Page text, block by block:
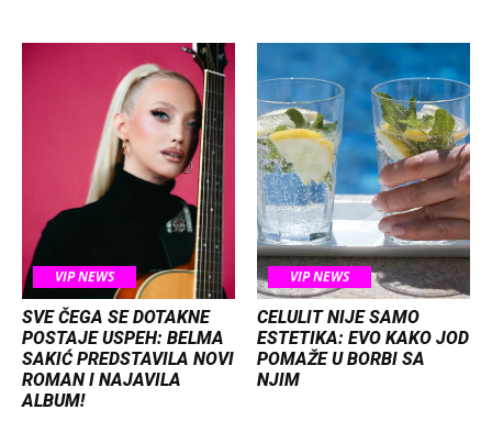
VIP NEWS
SVE ČEGA SE DOTAKNE
POSTAJE USPEH: BELMA
SAKIĆ PREDSTAVILA NOVI
ROMAN I NAJAVILA
ALBUM!
VIP NEWS
CELULIT NIJE SAMO
ESTETIKA: EVO KAKO JOD
POMAŽE U BORBI SA
NJIM